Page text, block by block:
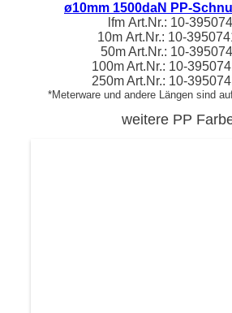
ø10mm 1500daN PP-
lfm Art.Nr.: 10-
10m Art.Nr.: 10-
50m Art.Nr.: 10-
100m Art.Nr.: 10-
250m Art.Nr.: 10-
*Meterware und andere Längen sind
weitere PP